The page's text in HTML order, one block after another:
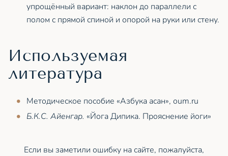
упрощённый вариант: наклон до параллели с
полом с прямой спиной и опорой на руки или стену.
Используемая
литература
Методическое пособие «Азбука асан», oum.ru
Б.К.С. Айенгар. «Йога Дипика. Прояснение йоги»
Если вы заметили ошибку на сайте, пожалуйста,